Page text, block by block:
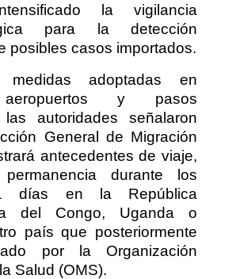
la vigilancia
para la detección
posibles casos importados.
adoptadas en
y pasos
las autoridades señalaron
General de Migración
antecedentes de viaje,
durante los
días en la República
del Congo, Uganda o
país que posteriormente
por la Organización
Salud (OMS).